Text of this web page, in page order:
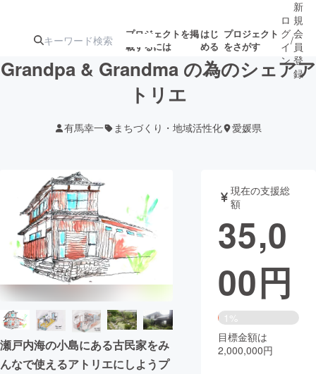
プロジェクトを掲
載するには
はじ
める
プロジェクト
をさがす
注目のリ
ターン
ジェクト
募集終了が近いプ
ロジェクト
されます
アート・写真 音楽
テクノロジー・ガジェット ゲーム・
映像・映画 書籍・雑誌
ビジネス・起業 チャレンジ
まちづくり・地域活性化
ロ
グ
イ
ン
/
新
規
会
員
登
録
Grandpa & Grandma の為のシェアア
トリエ
有馬幸一 まちづくり・地域活性化 愛媛県
瀬戸内海の小島にある古民家をみ
んなで使えるアトリエにしようプ
現在の支援総
額
35,0
00円
1%
目標金額は
2,000,000円